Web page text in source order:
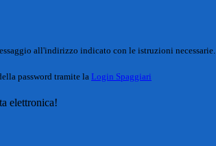
all'indirizzo indicato con le istruzioni necessarie.
password tramite la Login Spaggiari
elettronica!